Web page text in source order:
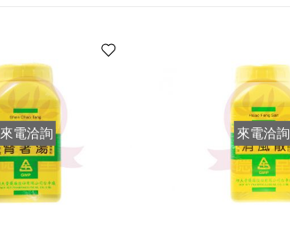
來電洽詢 來電洽詢